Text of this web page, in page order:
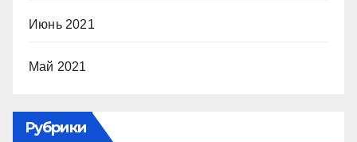
Июнь 2021
Май 2021
Рубрики